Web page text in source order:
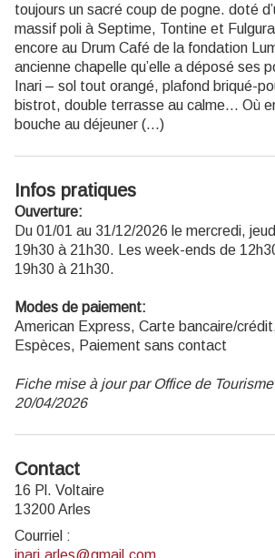
toujours un sacré coup de pogne. doté
massif poli à Septime, Tontine et
encore au Drum Café de la fondation
ancienne chapelle qu’elle a déposé ses
Inari – sol tout orangé, plafond briqué-
bistrot, double terrasse au calme… Où
bouche au déjeuner (...)
Infos pratiques
Ouverture:
Du 01/01 au 31/12/2026 le mercredi,
19h30 à 21h30. Les week-ends de
19h30 à 21h30.
Modes de paiement:
American Express, Carte bancaire/
Espèces, Paiement sans contact
Fiche mise à jour par Office de
20/04/2026
Contact
16 Pl. Voltaire
13200 Arles
Courriel :
inari.arles@gmail.com